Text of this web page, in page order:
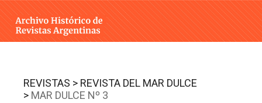
INTEGRANTES
CONTACTO
REVISTAS > REVISTA DEL MAR DULCE
> MAR DULCE Nº 3